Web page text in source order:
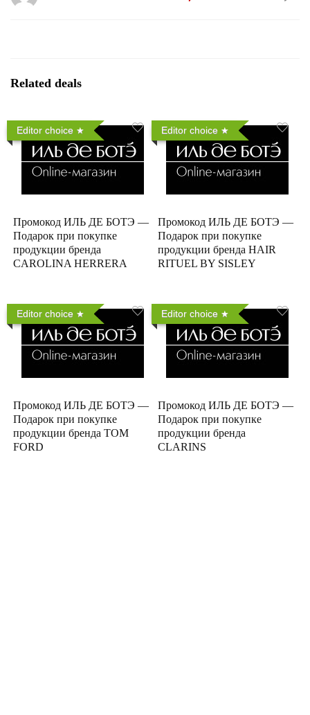
Related deals
Editor choice
Промокод ИЛЬ ДЕ БОТЭ —
Подарок при покупке
продукции бренда
CAROLINA HERRERA
Editor choice
Промокод ИЛЬ ДЕ БОТЭ —
Подарок при покупке
продукции бренда HAIR
RITUEL BY SISLEY
Editor choice
Промокод ИЛЬ ДЕ БОТЭ —
Подарок при покупке
продукции бренда TOM
FORD
Editor choice
Промокод ИЛЬ ДЕ БОТЭ —
Подарок при покупке
продукции бренда
CLARINS